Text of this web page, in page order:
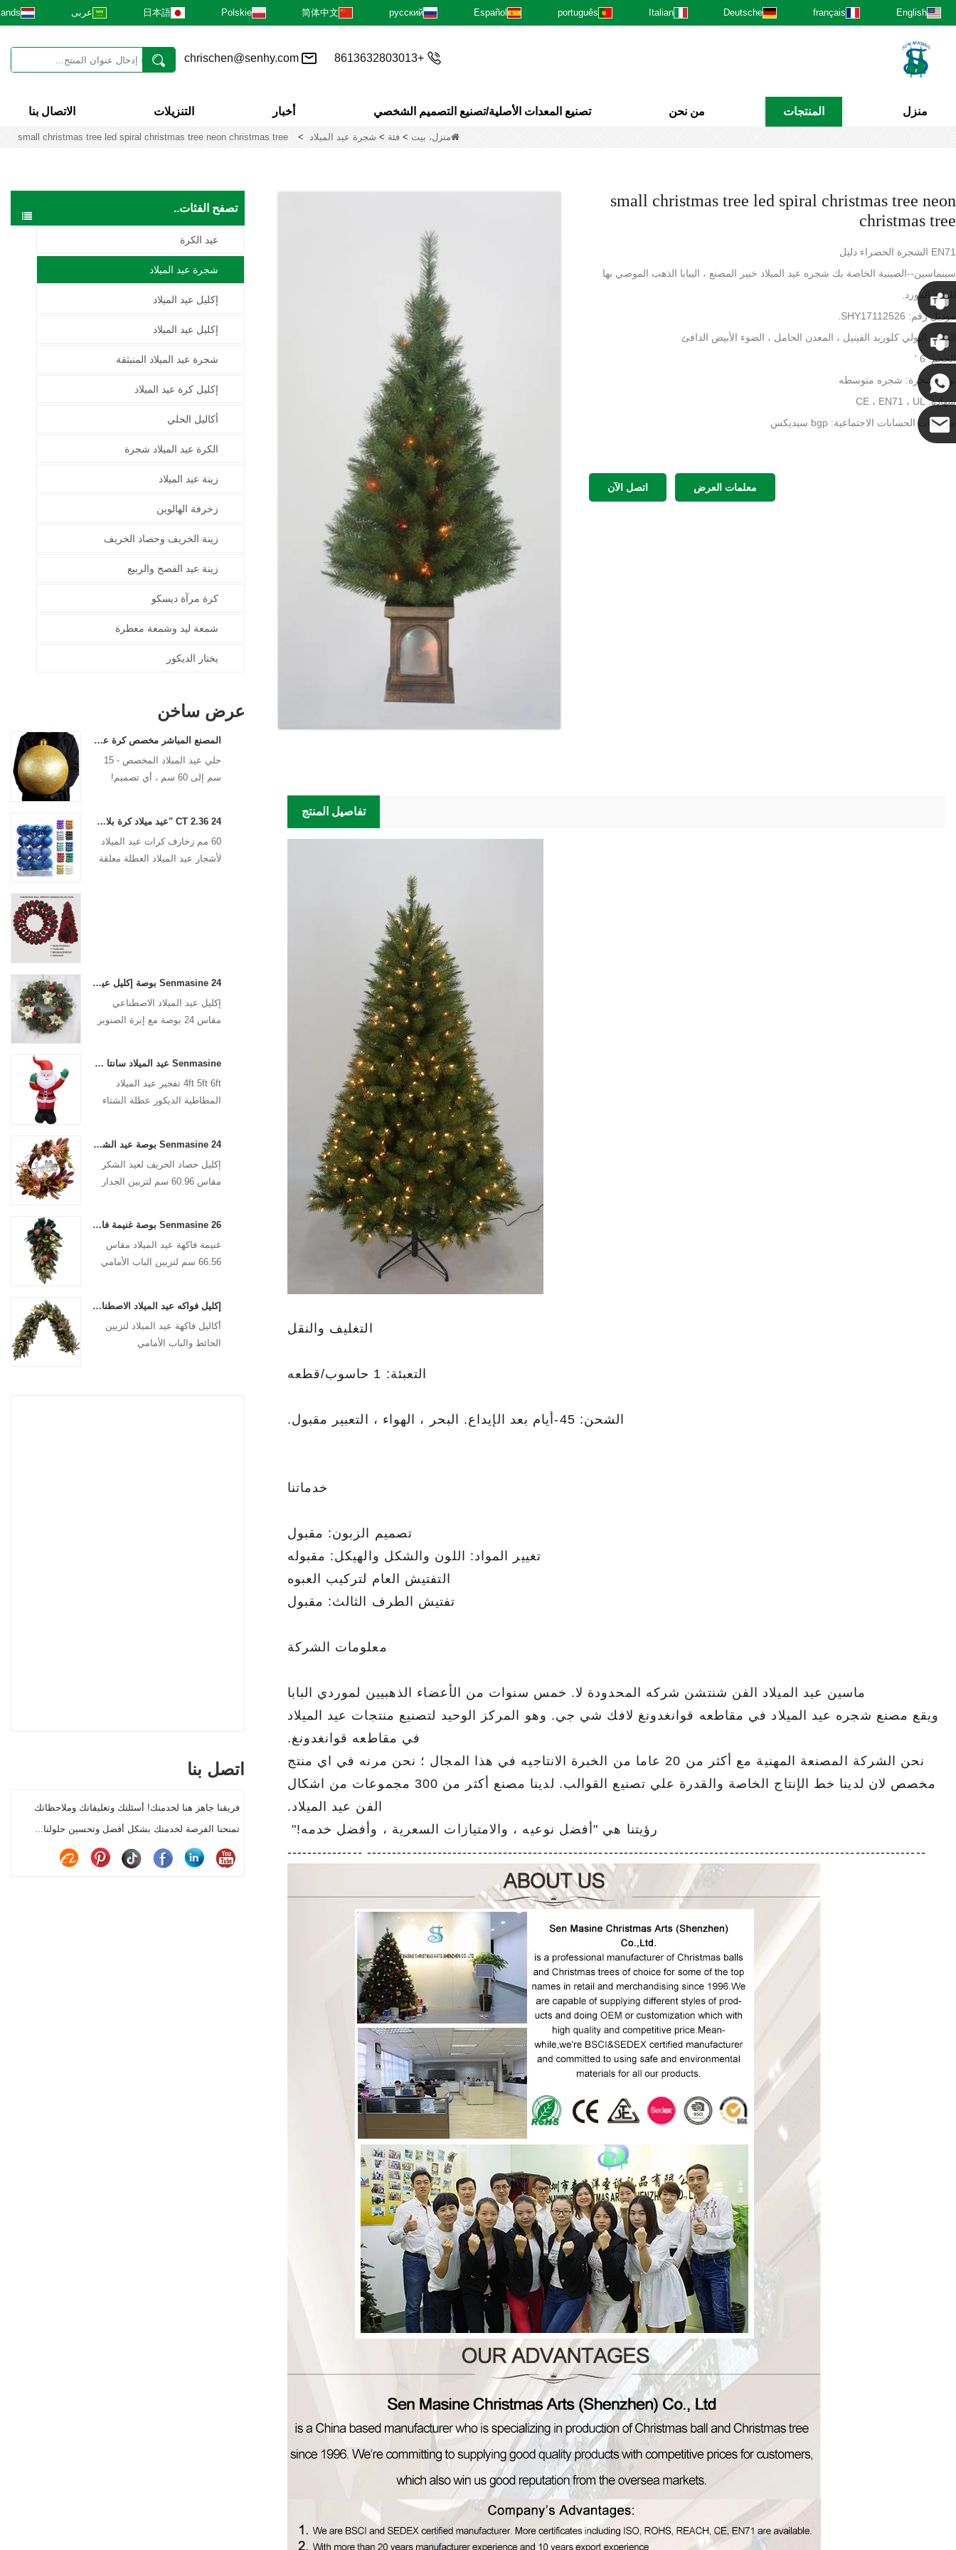
English
français
Deutsche
Italian
português
Español
русский
简体中文
Polskie
日本語 عربى
+8613632803013
chrischen@senhy.com
منزل المنتجات من نحن تصنيع المعدات الأصلية/تصنيع التصميم الشخصي أخبار التنزيلات الاتصال بنا
منزل، بيت > فئة > شجرة عيد الميلاد >
small christmas tree led spiral christmas tree neon christmas tree
تصفح الفئات..
عيد الكرة
شجرة عيد الميلاد
إكليل عيد الميلاد
إكليل عيد الميلاد
شجرة عيد الميلاد المنبثقة
إكليل كرة عيد الميلاد
أكاليل الحلي
الكرة عيد الميلاد شجرة
زينة عيد الميلاد
زخرفة الهالوين
زينة الخريف وحصاد الخريف
زينة عيد الفصح والربيع
كرة مرآة ديسكو
شمعة ليد وشمعة معطرة
يختار الديكور
عرض ساخن
المصنع المباشر مخصص كرة عيد الميلاد الحلي الكبيرة الحلي الكبيرة 15 سم - 60 سم كرات شعار عيد الميلاد
حلي عيد الميلاد المخصص - 15
سم إلى 60 سم ، أي تصميم!
24 CT 2.36 "عيد ميلاد كرة بلاستيكية للتعليق زخرفة الزخرفة عيد الميلاد كرات مضادة
60 مم زخارف كرات عيد الميلاد
لأشجار عيد الميلاد العطلة معلقة
Senmasine 24 بوصة إكليل عيد الميلاد الاصطناعي مع إبرة الصنوبر كوز الصنوبر البونسيتة الكرة الحمراء فرع التوت الذهبي
إكليل عيد الميلاد الاصطناعي
مقاس 24 بوصة مع إبرة الصنوبر
Senmasine عيد الميلاد سانتا كلوز نفخ تفجير عيد الميلاد المطاطية الديكور عطلة الشتاء داخلي في الهواء الطلق
4ft 5ft 6ft تفجير عيد الميلاد
المطاطية الديكور عطلة الشتاء
Senmasine 24 بوصة عيد الشكر إكليل الحصاد مع علامة مرحبا سقوط الحصاد أوراق عباد الشمس اليقطين نمط القوس
إكليل حصاد الخريف لعيد الشكر
مقاس 60.96 سم لتزيين الجدار
Senmasine 26 بوصة غنيمة فاكهة عيد الميلاد مع شريط فيونكات وأوراق فرع من البولي فينيل كلوريد الاصطناعي
غنيمة فاكهة عيد الميلاد مقاس
66.56 سم لتزيين الباب الأمامي
إكليل فواكه عيد الميلاد الاصطناعي من سينماسين مقاس 72 بوصة لتزيين تعليق مدفأة السلالم
أكاليل فاكهة عيد الميلاد لتزيين
الحائط والباب الأمامي
اتصل بنا
فريقنا جاهز هنا لخدمتك! أسئلتك وتعليقاتك وملاحظاتك
تمنحنا الفرصة لخدمتك بشكل أفضل وتحسين حلولنا...
small christmas tree led spiral christmas tree neon
christmas tree
EN71 الشجرة الخضراء دليل
سينماسين--الصينية الخاصة بك شجره عيد الميلاد خبير المصنع ، اليبابا الذهب الموصي بها
للغاية المورد.
موديل رقم: SHY17112526.
المادة: البولي كلوريد الفينيل ، المعدن الحامل ، الضوء الأبيض الدافئ
الحجم: 6 '
نوع الشجرة: شجره متوسطه
شهادة: CE ، EN71 ، UL
مراجعات الحسابات الاجتماعية: bgp سيديكس
معلمات العرض اتصل الآن
تفاصيل المنتج
التغليف والنقل
التعبئة: 1 حاسوب/قطعه
الشحن: 45-أيام بعد الإيداع. البحر ، الهواء ، التعبير مقبول.
خدماتنا
تصميم الزبون: مقبول
تغيير المواد: اللون والشكل والهيكل: مقبوله
التفتيش العام لتركيب العبوه
تفتيش الطرف الثالث: مقبول
معلومات الشركة
ماسين عيد الميلاد الفن شنتشن شركه المحدودة لا. خمس سنوات من الأعضاء الذهبيين لموردي البابا
ويقع مصنع شجره عيد الميلاد في مقاطعه قوانغدونغ لافك شي جي. وهو المركز الوحيد لتصنيع منتجات عيد الميلاد
في مقاطعه قوانغدونغ.
نحن الشركة المصنعة المهنية مع أكثر من 20 عاما من الخبرة الانتاجيه في هذا المجال ؛ نحن مرنه في اي منتج
مخصص لان لدينا خط الإنتاج الخاصة والقدرة علي تصنيع القوالب. لدينا مصنع أكثر من 300 مجموعات من اشكال
الفن عيد الميلاد.
رؤيتنا هي "أفضل نوعيه ، والامتيازات السعرية ، وأفضل خدمه!"
--------------------------------------------------------------------------------------------------------------- ---------------
كريس
كيني